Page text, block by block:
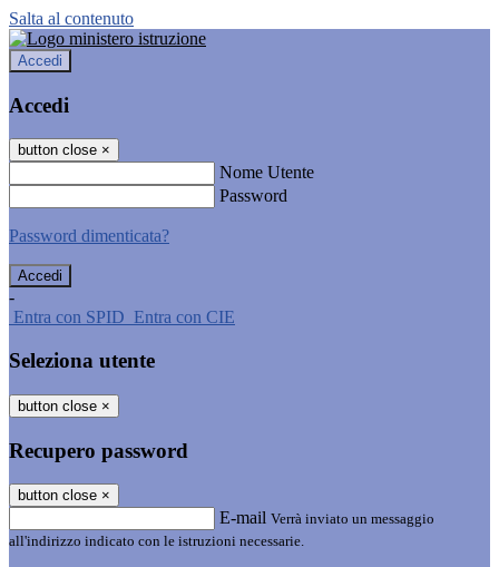
Salta al contenuto
Accedi
Accedi
button close ×
Nome Utente
Password
Password dimenticata?
-
Entra con SPID Entra con CIE
Seleziona utente
button close ×
Recupero password
button close ×
E-mail Verrà inviato un messaggio
all'indirizzo indicato con le istruzioni necessarie.